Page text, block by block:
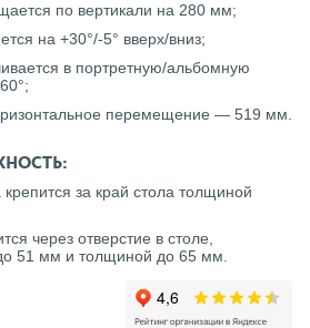
по вертикали на 280 мм;
на +30°/-5° вверх/вниз;
в портретную/альбомную
перемещение — 519 мм.
за край стола толщиной
через отверстие в столе,
51 мм и толщиной до 65 мм.